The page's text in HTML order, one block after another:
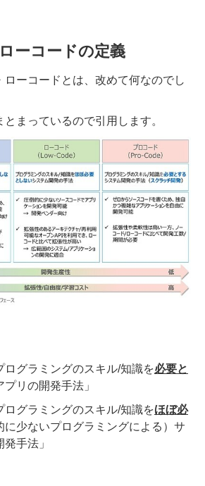
ーコードの定義
ローコードとは、改めて何なのでし
まっているので引用します。
ログラミングのスキル/知識を必要と
リの開発手法」
ログラミングのスキル/知識をほぼ必
に少ないプログラミングによる）サ
手法」